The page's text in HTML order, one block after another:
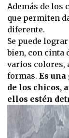
Además de los
que permiten
diferente.
Se puede
bien, con cinta
varios colores,
formas. Es
de los chicos,
ellos estén